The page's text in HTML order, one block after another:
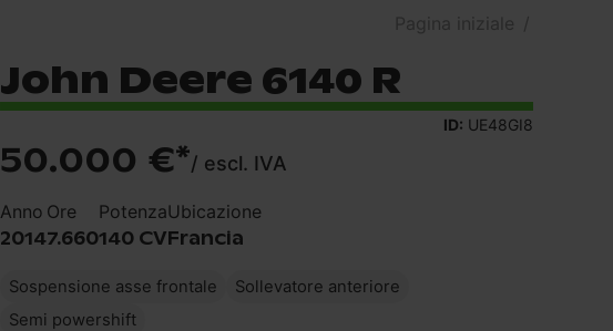
Pagina iniziale /
John Deere 6140 R
ID: UE48GI8
50.000 €*/ escl. IVA
Anno
2014
Ore
7.660
Potenza
140 CV
Ubicazione
Francia
Sospensione asse frontale
Sollevatore anteriore
Semi powershift